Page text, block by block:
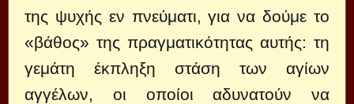
της ψυχής εν πνεύματι, για να δούμε το
«βάθος» της πραγματικότητας αυτής: τη
γεμάτη έκπληξη στάση των αγίων
αγγέλων, οι οποίοι αδυνατούν να